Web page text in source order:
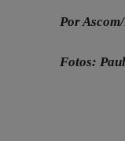
Por
Fotos: